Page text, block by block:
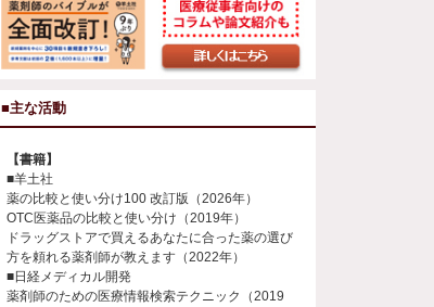
■主な活動
【書籍】
■羊土社
薬の比較と使い分け100 改訂版（2026年）
OTC医薬品の比較と使い分け（2019年）
ドラッグストアで買えるあなたに合った薬の選び
方を頼れる薬剤師が教えます（2022年）
■日経メディカル開発
薬剤師のための医療情報検索テクニック（2019